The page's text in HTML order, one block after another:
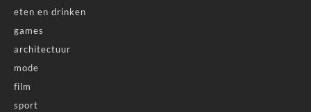
eten en drinken
games
architectuur
mode
film
sport